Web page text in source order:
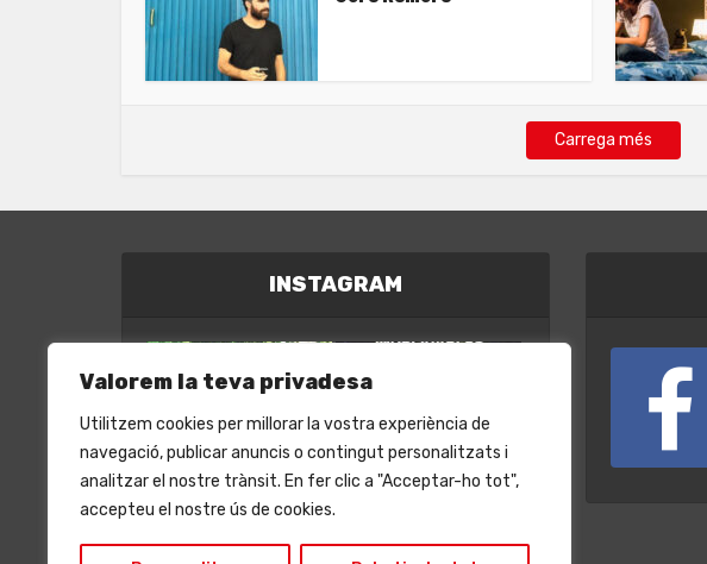
Valorem la teva privadesa
Utilitzem cookies per millorar la vostra experiència de
navegació, publicar anuncis o contingut personalitzats i
analitzar el nostre trànsit. En fer clic a "Acceptar-ho tot",
accepteu el nostre ús de cookies.
Carrega més
INSTAGRAM